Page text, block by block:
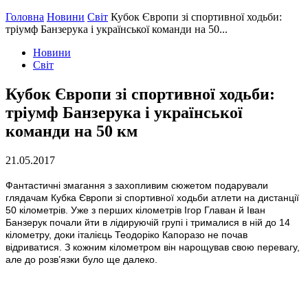
Головна Новини Світ Кубок Європи зі спортивної ходьби:
тріумф Банзерука і української команди на 50...
Новини
Світ
Кубок Європи зі спортивної ходьби:
тріумф Банзерука і української
команди на 50 км
21.05.2017
Фантастичні змагання з захопливим сюжетом подарували
глядачам Кубка Європи зі спортивної ходьби атлети на дистанції
50 кілометрів. Уже з перших кілометрів Ігор Главан й Іван
Банзерук почали йти в лідируючій групі і трималися в ній до 14
кілометру, доки італієць Теодоріко Капоразо не почав
відриватися. З кожним кілометром він нарощував свою перевагу,
але до розв’язки було ще далеко.